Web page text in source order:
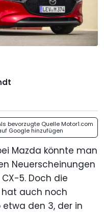
bevorzugte Quelle Motor1.com
Google hinzufügen
Mazda könnte man
Neuerscheinungen
5. Doch die
auch noch
etwa den 3, der in